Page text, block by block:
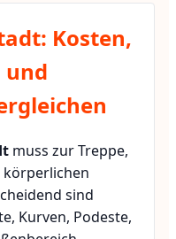
Kosten,
und
muss zur Treppe,
sind
Kurven, Podeste,